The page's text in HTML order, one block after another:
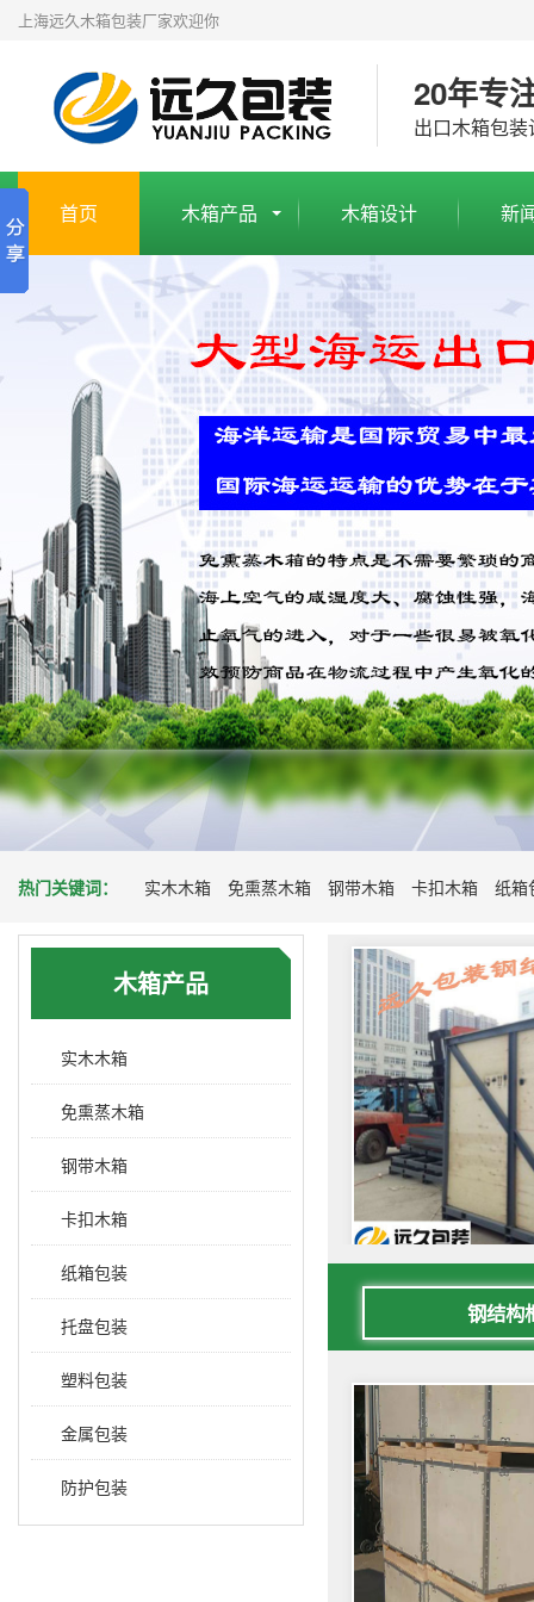
上海远久木箱包装厂家欢迎你
20年专
出口木箱包
首页 木箱产品 木箱设计 新
热门关键词： 实木木箱 免熏蒸木箱 钢带木箱 卡扣木箱 纸箱
木箱产品
实木木箱
免熏蒸木箱
钢带木箱
卡扣木箱
纸箱包装
托盘包装
塑料包装
金属包装
防护包装
钢结构